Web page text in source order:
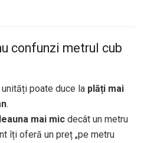
confunzi metrul cub
poate duce la plăți mai
.
mai mic decât un metru
îți oferă un preț „pe metru